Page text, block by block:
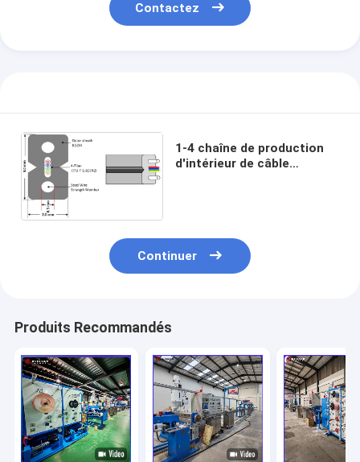
Contactez
1-4 chaîne de production
d'intérieur de câble
Continuer
Produits Recommandés